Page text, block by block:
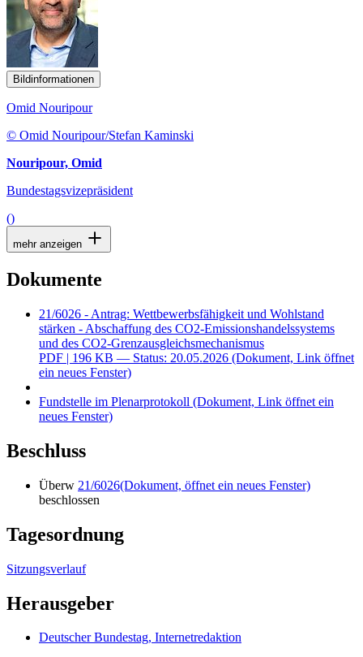
Bildinformationen
Omid Nouripour
© Omid Nouripour/Stefan Kaminski
Nouripour, Omid
Bundestagsvizepräsident
()
mehr anzeigen
Dokumente
21/6026 - Antrag: Wettbewerbsfähigkeit und Wohlstand
stärken - Abschaffung des CO2-Emissionshandelssystems
und des CO2-Grenzausgleichsmechanismus
PDF | 196 KB — Status: 20.05.2026 (Dokument, Link öffnet
ein neues Fenster)
Fundstelle im Plenarprotokoll (Dokument, Link öffnet ein
neues Fenster)
Beschluss
Überw 21/6026(Dokument, öffnet ein neues Fenster)
beschlossen
Tagesordnung
Sitzungsverlauf
Herausgeber
Deutscher Bundestag, Internetredaktion